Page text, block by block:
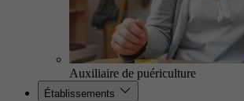
Auxiliaire de puériculture
Établissements